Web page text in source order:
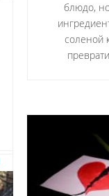
блюдо,
соленой